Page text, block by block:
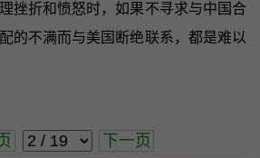
挫折和愤怒时，如果不寻求与中国合
的不满而与美国断绝联系，都是难以
下一页